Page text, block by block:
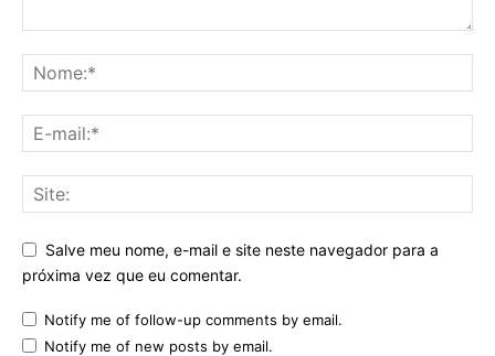
Salve meu nome, e-mail e site neste navegador para a
próxima vez que eu comentar.
Notify me of follow-up comments by email.
Notify me of new posts by email.